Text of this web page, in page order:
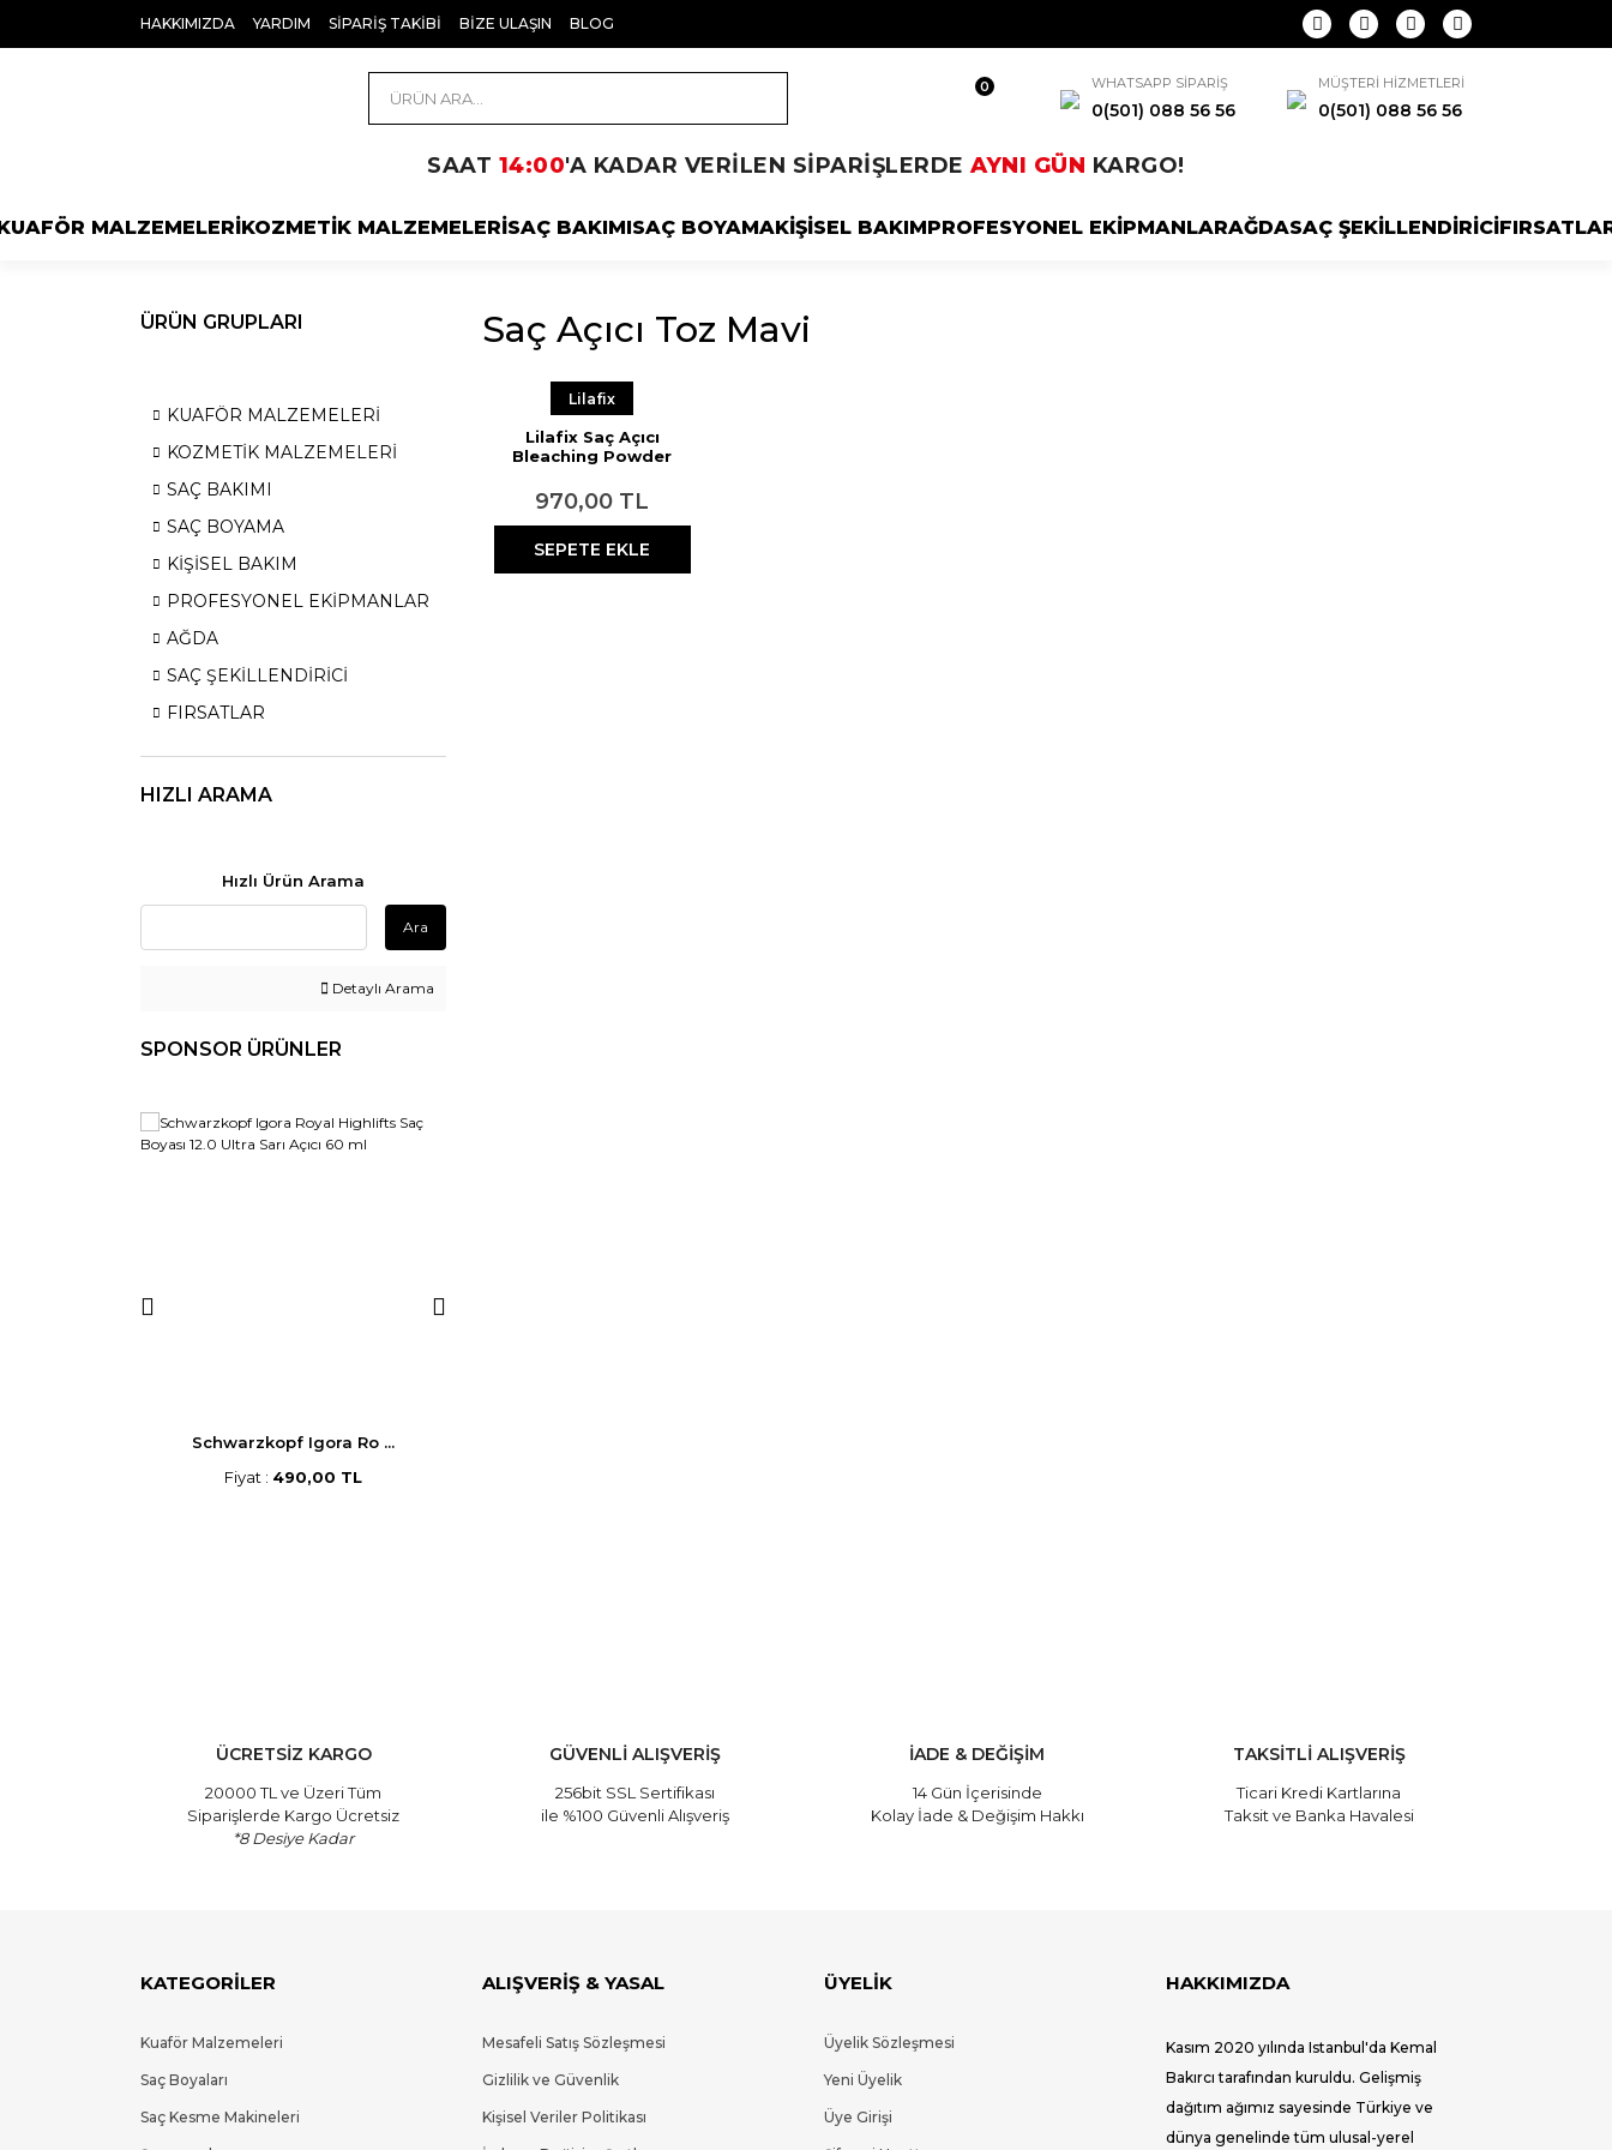
HAKKIMIZDA YARDIM SİPARİŞ TAKİBİ BİZE ULAŞIN BLOG
0 WHATSAPP SİPARİŞ
0(501) 088 56 56
MÜŞTERİ HİZMETLERİ
0(501) 088 56 56
SAAT 14:00'A KADAR VERİLEN SİPARİŞLERDEAYNI GÜN KARGO!
MALZEMELERİKOZMETİK MALZEMELERİSAÇ BAKIMISAÇ BOYAMAKİŞİSEL BAKIMPROFESYONEL EKİPMANLARAĞDASAÇ ŞEKİLLENDİRİCİ
ÜRÜN GRUPLARI
KUAFÖR MALZEMELERİ
KOZMETİK MALZEMELERİ
SAÇ BAKIMI
SAÇ BOYAMA
KİŞİSEL BAKIM
PROFESYONEL EKİPMANLAR
AĞDA
SAÇ ŞEKİLLENDİRİCİ
FIRSATLAR
HIZLI ARAMA
Hızlı Ürün Arama
Ara
Detaylı Arama
SPONSOR ÜRÜNLER
Schwarzkopf Igora Ro ...
Fiyat : 490,00 TL
Saç Açıcı Toz Mavi
Lilafix
Lilafix Saç Açıcı
Bleaching Powder
970,00 TL
SEPETE EKLE
ÜCRETSİZ KARGO
20000 TL ve Üzeri Tüm
Siparişlerde Kargo Ücretsiz
*8 Desiye Kadar
GÜVENLİ ALIŞVERİŞ
256bit SSL Sertifikası
ile %100 Güvenli Alışveriş
İADE & DEĞİŞİM
14 Gün İçerisinde
Kolay İade & Değişim Hakkı
TAKSİTLİ ALIŞVERİŞ
Ticari Kredi Kartlarına
Taksit ve Banka Havalesi
KATEGORİLER
Kuaför Malzemeleri
Saç Boyaları
Saç Kesme Makineleri
ALIŞVERİŞ & YASAL
Mesafeli Satış Sözleşmesi
Gizlilik ve Güvenlik
Kişisel Veriler Politikası
ÜYELİK
Üyelik Sözleşmesi
Yeni Üyelik
Üye Girişi
HAKKIMIZDA
Kasım 2020 yılında Istanbul'da Kemal
Bakırcı tarafından kuruldu. Gelişmiş
dağıtım ağımız sayesinde Türkiye ve
dünya genelinde tüm ulusal-yerel